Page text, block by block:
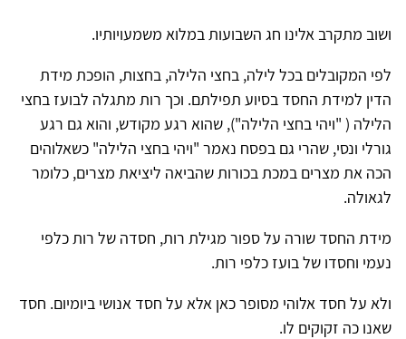
ושוב מתקרב אלינו חג השבועות במלוא משמעויותיו.
לפי המקובלים בכל לילה, בחצי הלילה, בחצות, הופכת מידת
הדין למידת החסד בסיוע תפילתם. וכך רות מתגלה לבועז בחצי
הלילה ( "ויהי בחצי הלילה"), שהוא רגע מקודש, והוא גם רגע
גורלי ונסי, שהרי גם בפסח נאמר "ויהי בחצי הלילה" כשאלוהים
הכה את מצרים במכת בכורות שהביאה ליציאת מצרים, כלומר
לגאולה.
מידת החסד שורה על ספור מגילת רות, חסדה של רות כלפי
נעמי וחסדו של בועז כלפי רות.
ולא על חסד אלוהי מסופר כאן אלא על חסד אנושי ביומיום. חסד
שאנו כה זקוקים לו.